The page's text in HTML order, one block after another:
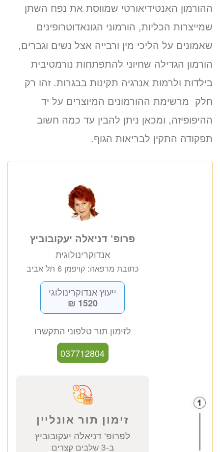
ההורמון האנטידיאורטי שמווסת את נפח השתן
שמייצרות הכליות, הורמוני הגונאדוטרופינים
שאמונים על הליכי מין ורבייה אצל נשים וגברים,
הורמון הגדילה שחיוני להתפתחות נורמטיבית
בילדות ולרמות אנרגיה תקינות בבגרות. זהו רק
חלק מרשימת ההורמונים המיוצרים על יד
ההיפופיזה, ומכאן ניתן להבין עד כמה חשוב
תפקודה התקין לבריאות הגוף.
פרופ‘ דניאלה יעקובוביץ